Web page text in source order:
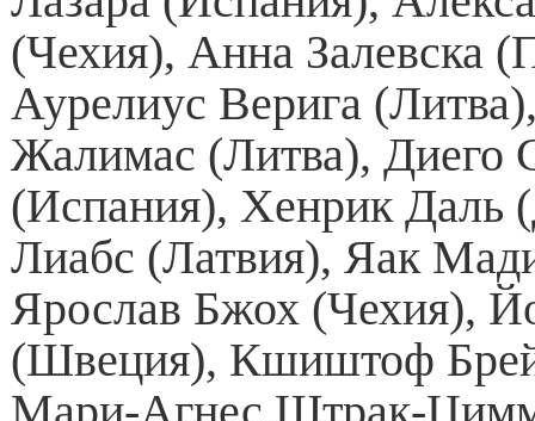
(Чехия), Анна Залевска
Аурелиус Верига
Жалимас (Литва), Диего
(Испания), Хенрик Даль
Лиабс (Латвия), Яак
Ярослав Бжох (Чехия),
(Швеция), Кшиштоф